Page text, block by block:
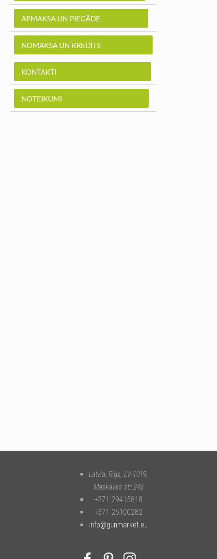
APMAKSA UN PIEGĀDE
NOMAKSA UN KREDĪTS
KONTAKTI
NOTEIKUMI
Latvia, Rīga, LV-1019,
Maskavas str.243
+371 29415818
+371 26100282
info@gunmarket.eu